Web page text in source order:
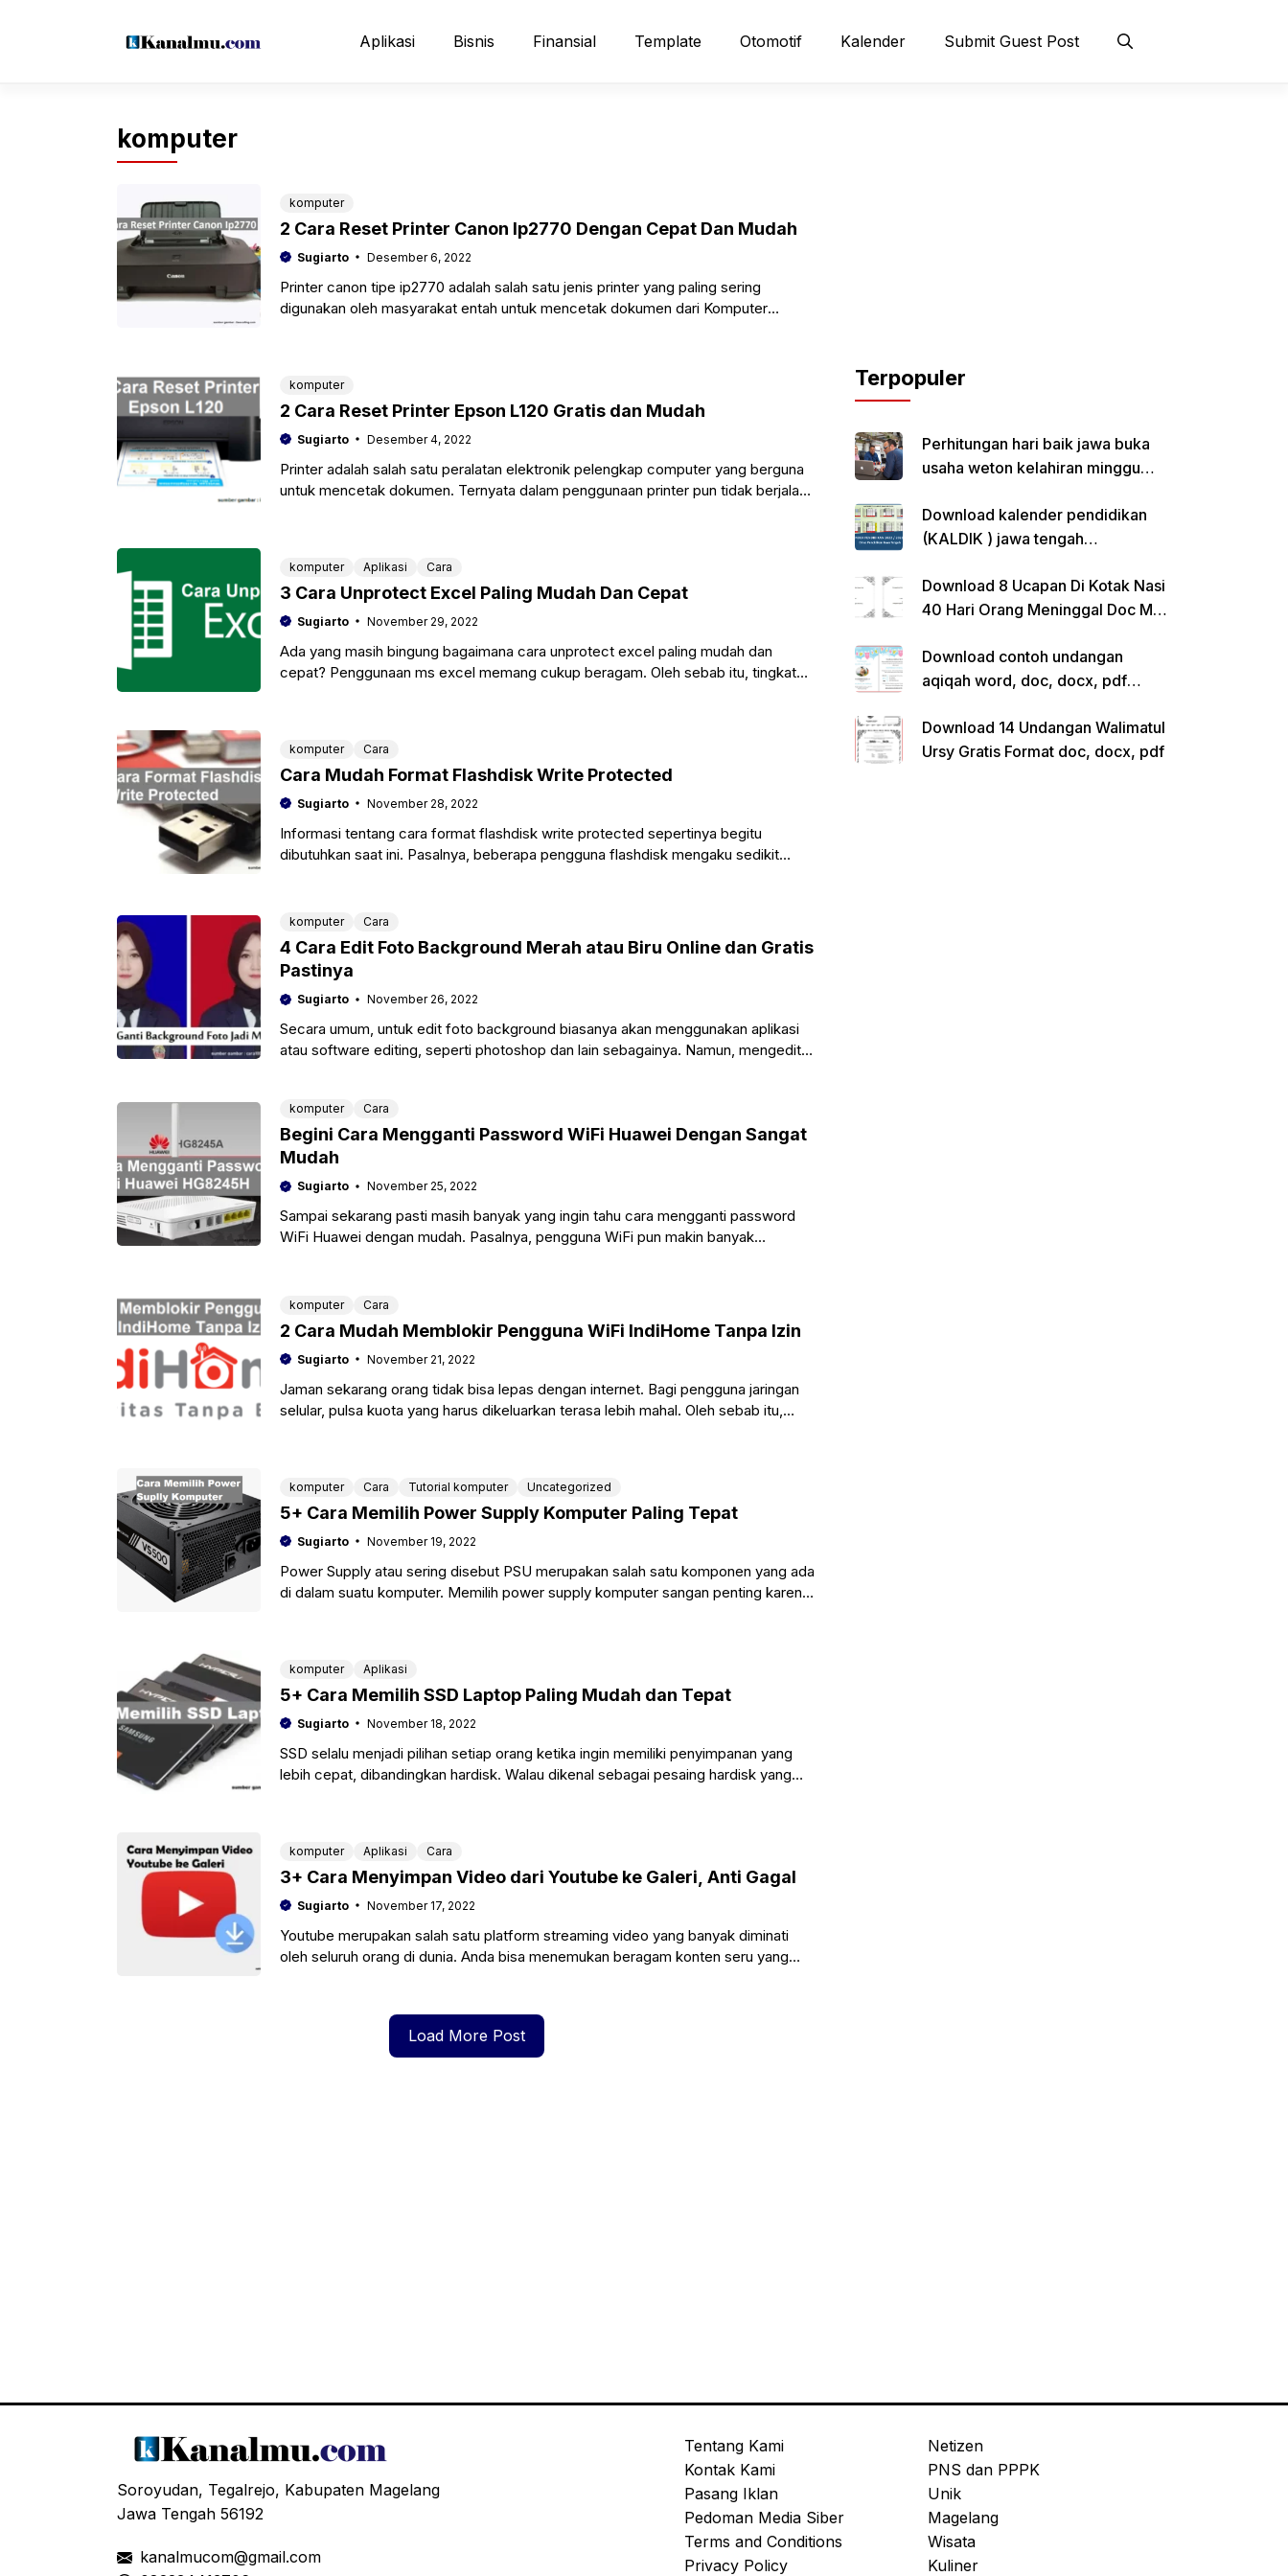
Aplikasi Bisnis Finansial Template Otomotif Kalender Submit Guest Post
komputer
komputer
2 Cara Reset Printer Canon Ip2770 Dengan Cepat Dan Mudah
Sugiarto Desember 6, 2022
Printer canon tipe ip2770 adalah salah satu jenis printer yang paling sering
digunakan oleh masyarakat entah untuk mencetak dokumen dari Komputer
komputer
2 Cara Reset Printer Epson L120 Gratis dan Mudah
Sugiarto Desember 4, 2022
Printer adalah salah satu peralatan elektronik pelengkap computer yang berguna
untuk mencetak dokumen. Ternyata dalam penggunaan printer pun tidak berjalan
komputer Aplikasi Cara
3 Cara Unprotect Excel Paling Mudah Dan Cepat
Sugiarto November 29, 2022
Ada yang masih bingung bagaimana cara unprotect excel paling mudah dan
cepat? Penggunaan ms excel memang cukup beragam. Oleh sebab itu, tingkat
komputer Cara
Cara Mudah Format Flashdisk Write Protected
Sugiarto November 28, 2022
Informasi tentang cara format flashdisk write protected sepertinya begitu
dibutuhkan saat ini. Pasalnya, beberapa pengguna flashdisk mengaku sedikit
komputer Cara
4 Cara Edit Foto Background Merah atau Biru Online dan Gratis
Pastinya
Sugiarto November 26, 2022
Secara umum, untuk edit foto background biasanya akan menggunakan aplikasi
atau software editing, seperti photoshop dan lain sebagainya. Namun, mengedit
komputer Cara
Begini Cara Mengganti Password WiFi Huawei Dengan Sangat
Mudah
Sugiarto November 25, 2022
Sampai sekarang pasti masih banyak yang ingin tahu cara mengganti password
WiFi Huawei dengan mudah. Pasalnya, pengguna WiFi pun makin banyak
komputer Cara
2 Cara Mudah Memblokir Pengguna WiFi IndiHome Tanpa Izin
Sugiarto November 21, 2022
Jaman sekarang orang tidak bisa lepas dengan internet. Bagi pengguna jaringan
selular, pulsa kuota yang harus dikeluarkan terasa lebih mahal. Oleh sebab itu,
komputer Cara Tutorial komputer Uncategorized
5+ Cara Memilih Power Supply Komputer Paling Tepat
Sugiarto November 19, 2022
Power Supply atau sering disebut PSU merupakan salah satu komponen yang ada
di dalam suatu komputer. Memilih power supply komputer sangan penting karena
komputer Aplikasi
5+ Cara Memilih SSD Laptop Paling Mudah dan Tepat
Sugiarto November 18, 2022
SSD selalu menjadi pilihan setiap orang ketika ingin memiliki penyimpanan yang
lebih cepat, dibandingkan hardisk. Walau dikenal sebagai pesaing hardisk yang
komputer Aplikasi Cara
3+ Cara Menyimpan Video dari Youtube ke Galeri, Anti Gagal
Sugiarto November 17, 2022
Youtube merupakan salah satu platform streaming video yang banyak diminati
oleh seluruh orang di dunia. Anda bisa menemukan beragam konten seru yang
Load More Post
Terpopuler
Perhitungan hari baik jawa buka
usaha weton kelahiran minggu
Download kalender pendidikan
(KALDIK ) jawa tengah
Download 8 Ucapan Di Kotak Nasi
40 Hari Orang Meninggal Doc Ms.
Download contoh undangan
aqiqah word, doc, docx, pdf
Download 14 Undangan Walimatul
Ursy Gratis Format doc, docx, pdf
Soroyudan, Tegalrejo, Kabupaten Magelang
Jawa Tengah 56192
kanalmucom@gmail.com
Tentang Kami
Kontak Kami
Pasang Iklan
Pedoman Media Siber
Terms and Conditions
Privacy Policy
Netizen
PNS dan PPPK
Unik
Magelang
Wisata
Kuliner